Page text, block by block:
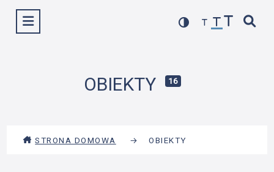
Wyświetl menu
OBIEKTY 16
STRONA DOMOWA → OBIEKTY